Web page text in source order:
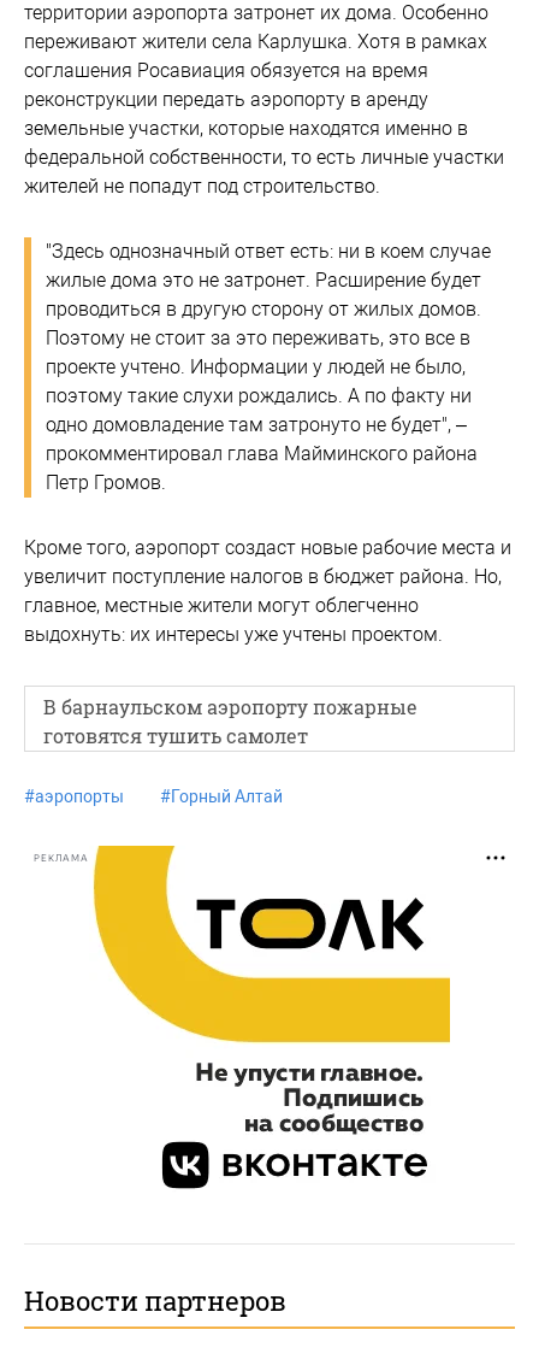
территории аэропорта затронет их дома. Особенно
переживают жители села Карлушка. Хотя в рамках
соглашения Росавиация обязуется на время
реконструкции передать аэропорту в аренду
земельные участки, которые находятся именно в
федеральной собственности, то есть личные участки
жителей не попадут под строительство.
"Здесь однозначный ответ есть: ни в коем случае
жилые дома это не затронет. Расширение будет
проводиться в другую сторону от жилых домов.
Поэтому не стоит за это переживать, это все в
проекте учтено. Информации у людей не было,
поэтому такие слухи рождались. А по факту ни
одно домовладение там затронуто не будет", –
прокомментировал глава Майминского района
Петр Громов.
Кроме того, аэропорт создаст новые рабочие места и
увеличит поступление налогов в бюджет района. Но,
главное, местные жители могут облегченно
выдохнуть: их интересы уже учтены проектом.
В барнаульском аэропорту пожарные
готовятся тушить самолет
#аэропорты #Горный Алтай
РЕКЛАМА
Новости партнеров